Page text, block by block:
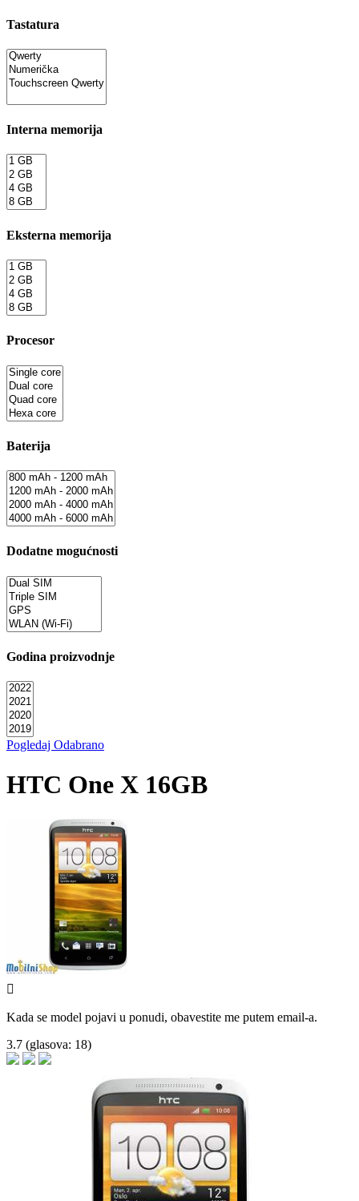
Tastatura
Interna memorija
Eksterna memorija
Procesor
Baterija
Dodatne mogućnosti
Godina proizvodnje
Pogledaj Odabrano
HTC One X 16GB

Kada se model pojavi u ponudi, obavestite me putem email-a.
3.7 (glasova: 18)